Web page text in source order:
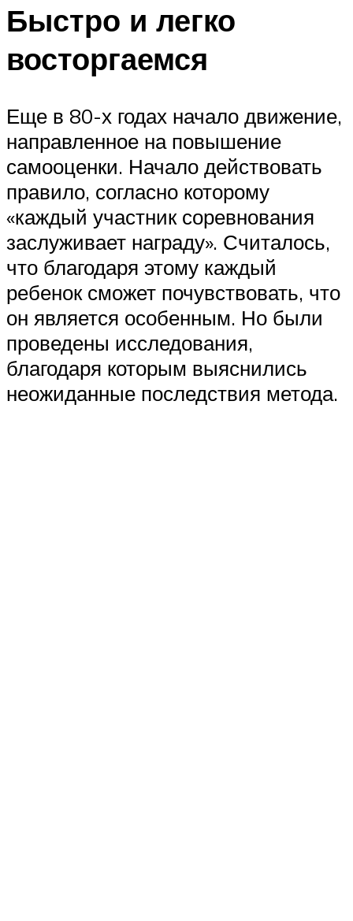
Быстро и легко
восторгаемся
Еще в 80-х годах начало движение,
направленное на повышение
самооценки. Начало действовать
правило, согласно которому
«каждый участник соревнования
заслуживает награду». Считалось,
что благодаря этому каждый
ребенок сможет почувствовать, что
он является особенным. Но были
проведены исследования,
благодаря которым выяснились
неожиданные последствия метода.